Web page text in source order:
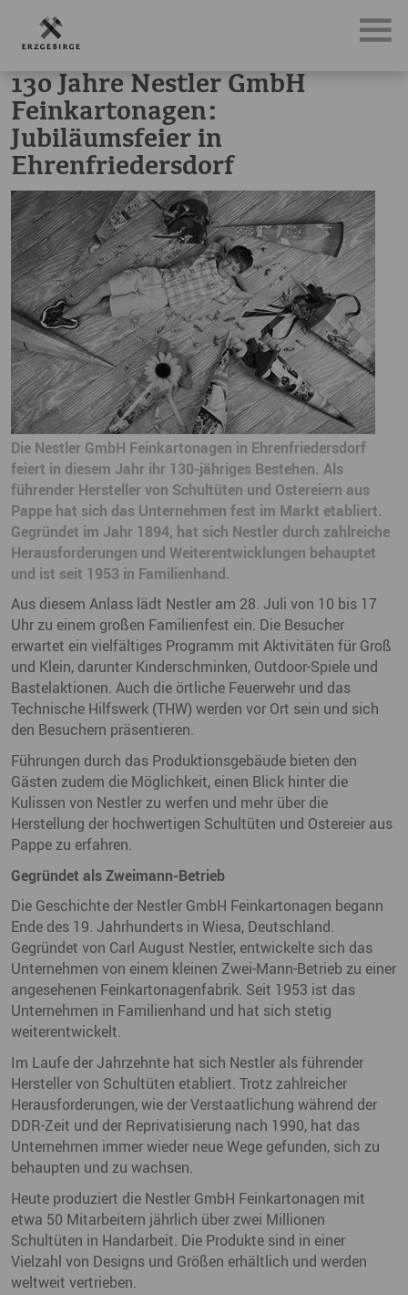
News, Neuigkeiten & Nachrichten aus dem Erzgebirge
130 Jahre Nestler GmbH
Feinkartonagen:
Jubiläumsfeier in
Ehrenfriedersdorf
Die Nestler GmbH Feinkartonagen in Ehrenfriedersdorf
feiert in diesem Jahr ihr 130-jähriges Bestehen. Als
führender Hersteller von Schultüten und Ostereiern aus
Pappe hat sich das Unternehmen fest im Markt etabliert.
Gegründet im Jahr 1894, hat sich Nestler durch zahlreiche
Herausforderungen und Weiterentwicklungen behauptet
und ist seit 1953 in Familienhand.
Aus diesem Anlass lädt Nestler am 28. Juli von 10 bis 17
Uhr zu einem großen Familienfest ein. Die Besucher
erwartet ein vielfältiges Programm mit Aktivitäten für Groß
und Klein, darunter Kinderschminken, Outdoor-Spiele und
Bastelaktionen. Auch die örtliche Feuerwehr und das
Technische Hilfswerk (THW) werden vor Ort sein und sich
den Besuchern präsentieren.
Führungen durch das Produktionsgebäude bieten den
Gästen zudem die Möglichkeit, einen Blick hinter die
Kulissen von Nestler zu werfen und mehr über die
Herstellung der hochwertigen Schultüten und Ostereier aus
Pappe zu erfahren.
Gegründet als Zweimann-Betrieb
Die Geschichte der Nestler GmbH Feinkartonagen begann
Ende des 19. Jahrhunderts in Wiesa, Deutschland.
Gegründet von Carl August Nestler, entwickelte sich das
Unternehmen von einem kleinen Zwei-Mann-Betrieb zu einer
angesehenen Feinkartonagenfabrik. Seit 1953 ist das
Unternehmen in Familienhand und hat sich stetig
weiterentwickelt.
Im Laufe der Jahrzehnte hat sich Nestler als führender
Hersteller von Schultüten etabliert. Trotz zahlreicher
Herausforderungen, wie der Verstaatlichung während der
DDR-Zeit und der Reprivatisierung nach 1990, hat das
Unternehmen immer wieder neue Wege gefunden, sich zu
behaupten und zu wachsen.
Heute produziert die Nestler GmbH Feinkartonagen mit
etwa 50 Mitarbeitern jährlich über zwei Millionen
Schultüten in Handarbeit. Die Produkte sind in einer
Vielzahl von Designs und Größen erhältlich und werden
weltweit vertrieben.